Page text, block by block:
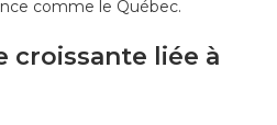
comme le Québec.
croissante liée à